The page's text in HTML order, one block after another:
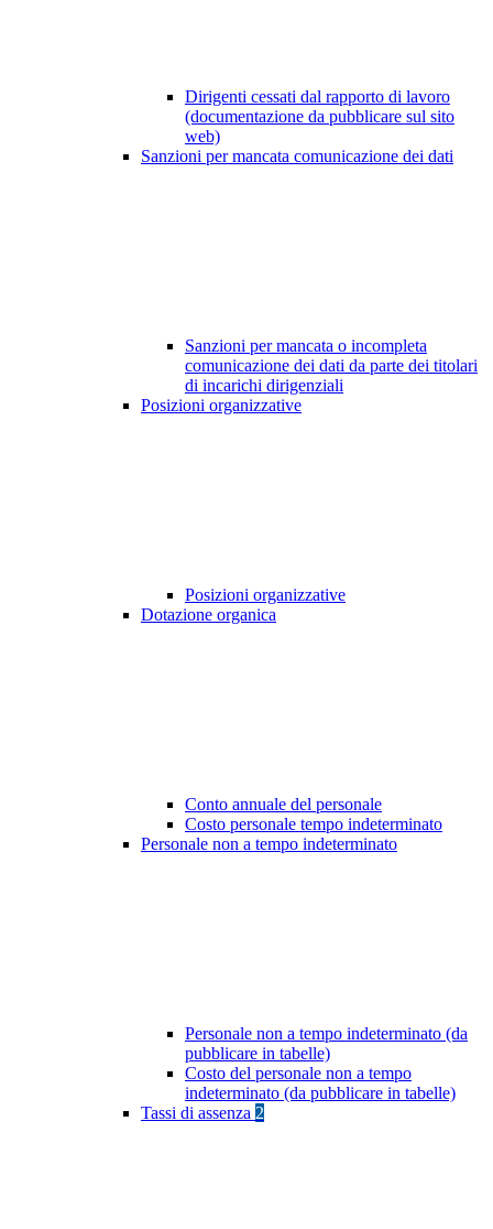
Dirigenti cessati dal rapporto di lavoro
(documentazione da pubblicare sul sito
web)
Sanzioni per mancata comunicazione dei dati
Sanzioni per mancata o incompleta
comunicazione dei dati da parte dei titolari
di incarichi dirigenziali
Posizioni organizzative
Posizioni organizzative
Dotazione organica
Conto annuale del personale
Costo personale tempo indeterminato
Personale non a tempo indeterminato
Personale non a tempo indeterminato (da
pubblicare in tabelle)
Costo del personale non a tempo
indeterminato (da pubblicare in tabelle)
Tassi di assenza 2